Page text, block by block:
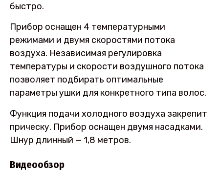
быстро.
Прибор оснащен 4 температурными
режимами и двумя скоростями потока
воздуха. Независимая регулировка
температуры и скорости воздушного потока
позволяет подбирать оптимальные
параметры ушки для конкретного типа волос.
Функция подачи холодного воздуха закрепит
прическу. Прибор оснащен двумя насадками.
Шнур длинный — 1,8 метров.
Видеообзор